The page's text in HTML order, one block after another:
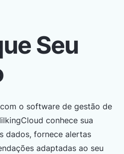
Seu
o software de gestão de
conhece sua
dados, fornece alertas
adaptadas ao seu